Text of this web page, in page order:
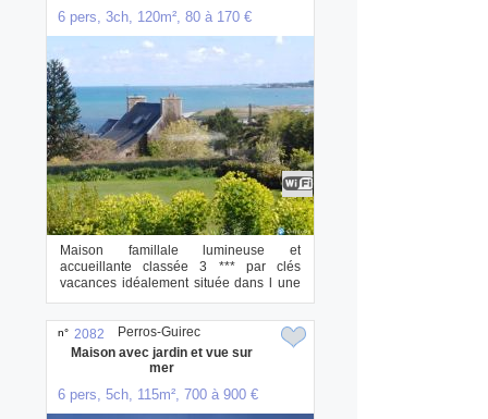
6 pers, 3ch, 120m², 80 à 170 €
Maison famillale lumineuse et
accueillante classée 3 *** par clés
vacances idéalement située dans l une
des plus belle...
n° 2082
Maison avec jardin et vue sur
mer
6 pers, 5ch, 115m², 700 à 900 €
Perros-Guirec